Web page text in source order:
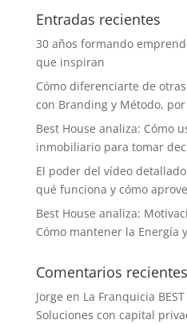
Entradas recientes
30 años formando
que inspiran
Cómo diferenciarte de
con Branding y Método, por
Best House analiza: Cómo
inmobiliario para tomar
El poder del vídeo
qué funciona y cómo
Best House analiza:
Cómo mantener la Energía
Comentarios recientes
Jorge en La Franquicia
Soluciones con capital